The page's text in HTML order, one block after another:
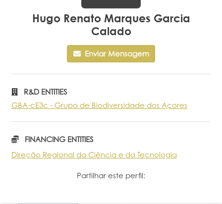
Hugo Renato Marques Garcia
Calado
Enviar Mensagem
R&D ENTITIES
GBA-cE3c - Grupo de Biodiversidade dos Açores
FINANCING ENTITIES
Direção Regional da Ciência e da Tecnologia
Partilhar este perfil: